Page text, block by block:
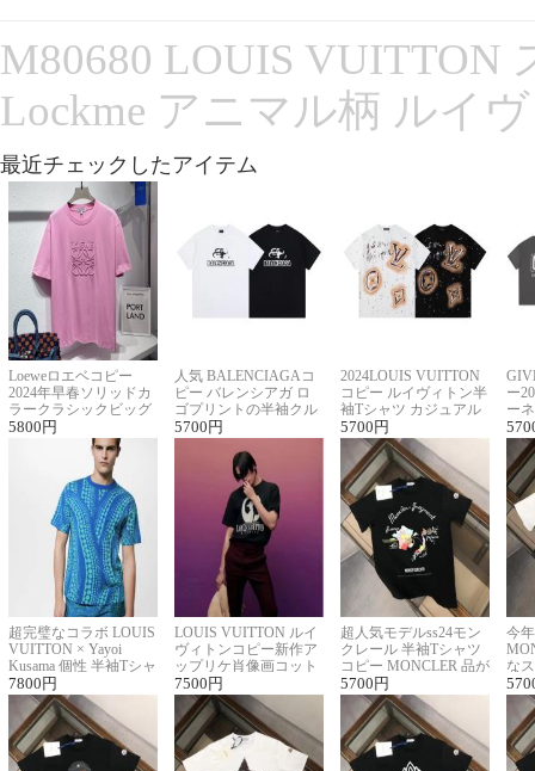
M80680 LOUIS VUITTON
Lockme アニマル柄 ルイ
最近チェックしたアイテム
Loeweロエベコピー
2024年早春ソリッドカ
ラークラシックビッグ
ロゴ刺繍Tシャツ
5800 円
人気 BALENCIAGAコ
ピー バレンシアガ ロ
ゴプリントの半袖クル
ーネックTシャツ
5700 円
2024LOUIS VUITTON
コピー ルイヴィトン半
袖Tシャツ カジュアル
に馴染む 2色展開
5700 円
ー
ー
ー
超完璧なコラボ LOUIS
VUITTON × Yayoi
Kusama 個性 半袖Tシャ
ツコピー男女兼用
7800 円
LOUIS VUITTON ルイ
ヴィトンコピー新作ア
ップリケ肖像画コット
ンニット半袖Tシャツ
7500 円
超人気モデルss24モン
クレール 半袖Tシャツ
コピー MONCLER 品が
良く見た目
5700 円
今
な
ル